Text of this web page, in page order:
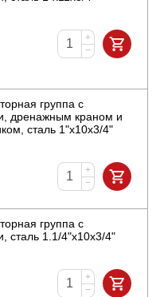
+
−
группа с
дренажным краном и
сталь 1"х10х3/4"
+
−
группа с
сталь 1.1/4"х10х3/4"
+
−